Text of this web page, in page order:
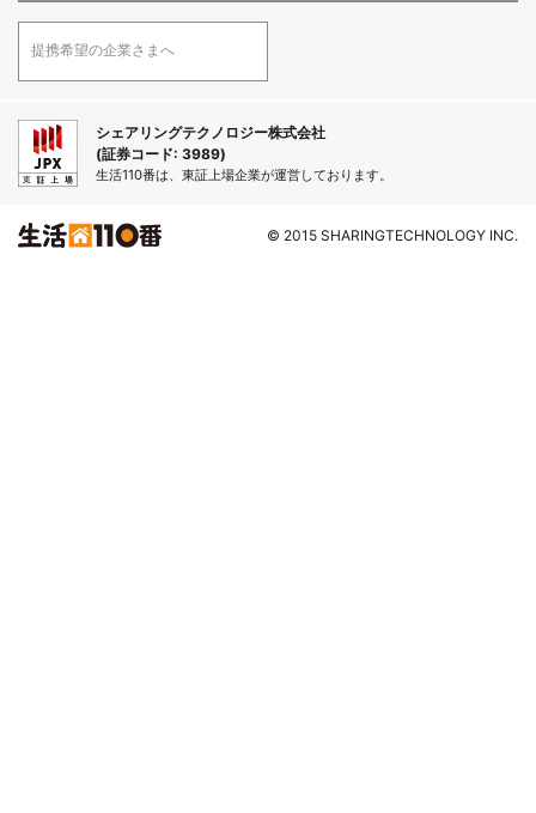
提携希望の企業さまへ
シェアリングテクノロジー株式会社
(証券コード: 3989)
生活110番は、東証上場企業が運営しております。
© 2015 SHARINGTECHNOLOGY INC.